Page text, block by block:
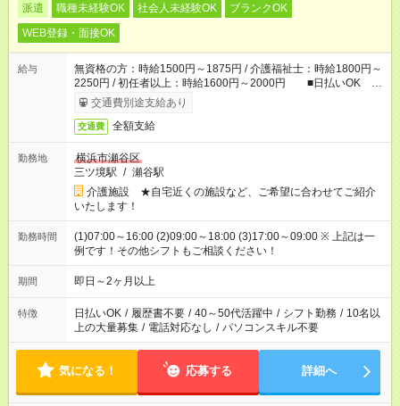
派遣 職種未経験OK 社会人未経験OK
ブランクOK
WEB登録・面接OK
給与
無資格の方：時給1500円～1875円 / 介護福祉士：時給1800円～
2250円 / 初任者以上：時給1600円～2000円 ■日払いOK ■
日収例：1万2000円（時給1500円×8h）
交通費別途支給あり
交通費 全額支給
勤務地
横浜市瀬谷区
三ツ境駅 / 瀬谷駅
介護施設 ★自宅近くの施設など、ご希望に合わせてご紹介
いたします！
勤務時間
(1)07:00～16:00 (2)09:00～18:00 (3)17:00～09:00 ※ 上記は一
例です！その他シフトもご相談ください！
期間 即日～2ヶ月以上
特徴 日払いOK / 履歴書不要 / 40～50代活躍中 / シフト勤務 / 10名以
上の大量募集 / 電話対応なし / パソコンスキル不要
気になる！ 応募する 詳細へ